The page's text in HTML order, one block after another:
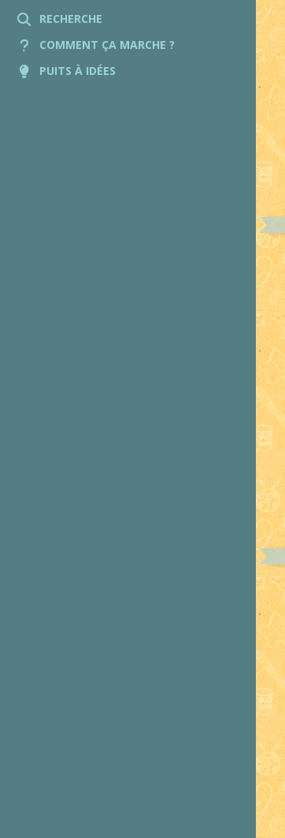
RECHERCHE
COMMENT ÇA MARCHE ?
PUITS À IDÉES